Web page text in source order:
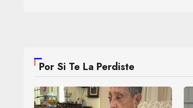
Por Si Te La Perdiste